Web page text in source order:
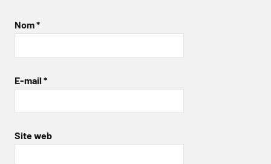
Nom*
E-mail *
Site web